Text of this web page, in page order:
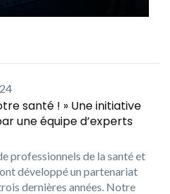
santé ! » Une initiative
une équipe d’experts
professionnels de la santé et
développé un partenariat
dernières années. Notre